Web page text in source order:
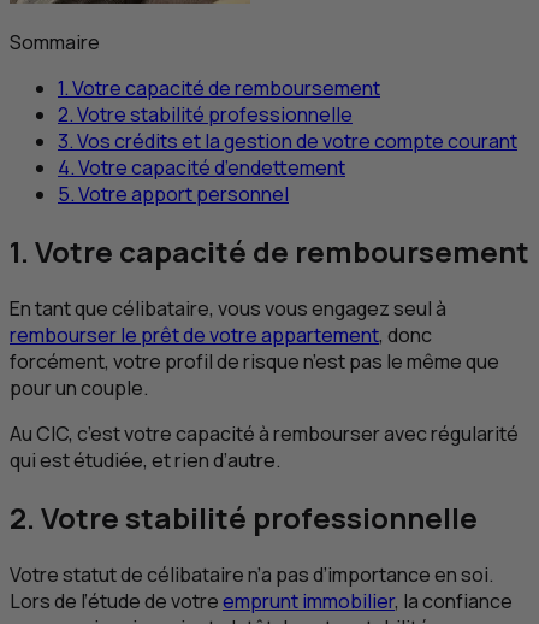
Sommaire
1. Votre capacité de remboursement
2. Votre stabilité professionnelle
3. Vos crédits et la gestion de votre compte courant
4. Votre capacité d’endettement
5. Votre apport personnel
1. Votre capacité de remboursement
En tant que célibataire, vous vous engagez seul à
rembourser le prêt de votre appartement, donc
forcément, votre profil de risque n’est pas le même que
pour un couple.
AuCIC, c’est votre capacité à rembourser avec régularité
qui est étudiée, et rien d’autre.
2. Votre stabilité professionnelle
Votre statut de célibataire n’a pas d’importance en soi.
Lors de l’étude de votreemprunt immobilier, la confiance